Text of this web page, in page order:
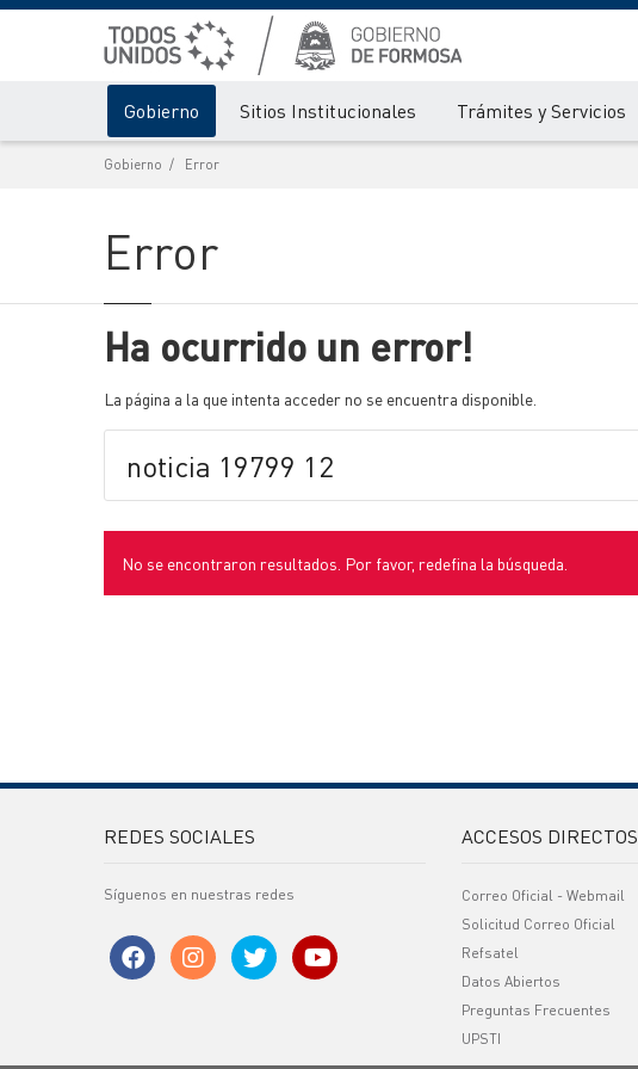
Gobierno Sitios Institucionales Trámites y Servicios
Gobierno Error
Error
Ha ocurrido un error!
La página a la que intenta acceder no se encuentra disponible.
No se encontraron resultados. Por favor, redefina la búsqueda.
REDES SOCIALES
Síguenos en nuestras redes
ACCESOS DIRECTOS
Correo Oficial - Webmail
Solicitud Correo Oficial
Refsatel
Datos Abiertos
Preguntas Frecuentes
UPSTI